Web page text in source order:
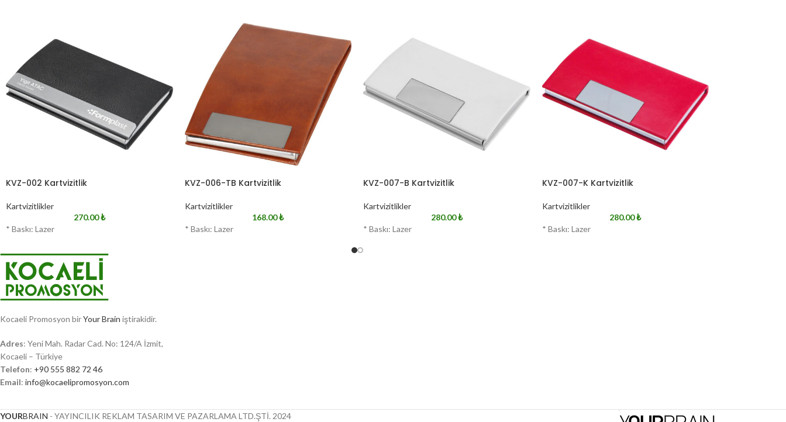
KVZ-002 Kartvizitlik
Kartvizitlikler
270.00₺
* Baskı: Lazer
KVZ-006-TB Kartvizitlik
Kartvizitlikler
168.00₺
* Baskı: Lazer
KVZ-007-B Kartvizitlik
Kartvizitlikler
280.00₺
* Baskı: Lazer
KVZ-007-K Kartvizitlik
Kartvizitlikler
280.00₺
* Baskı: Lazer
Kocaeli Promosyon birYour Brain iştirakidir.
Adres: Yeni Mah. Radar Cad. No: 124/A İzmit,
Kocaeli – Türkiye
Telefon: +90 555 882 72 46
Email: info@kocaelipromosyon.com
YOURBRAIN - YAYINCILIK REKLAM TASARIM VE PAZARLAMA LTD.ŞTİ.2024